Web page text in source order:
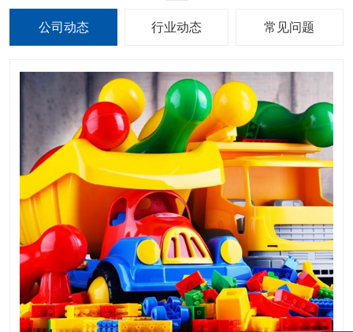
公司动态 行业动态 常见问题